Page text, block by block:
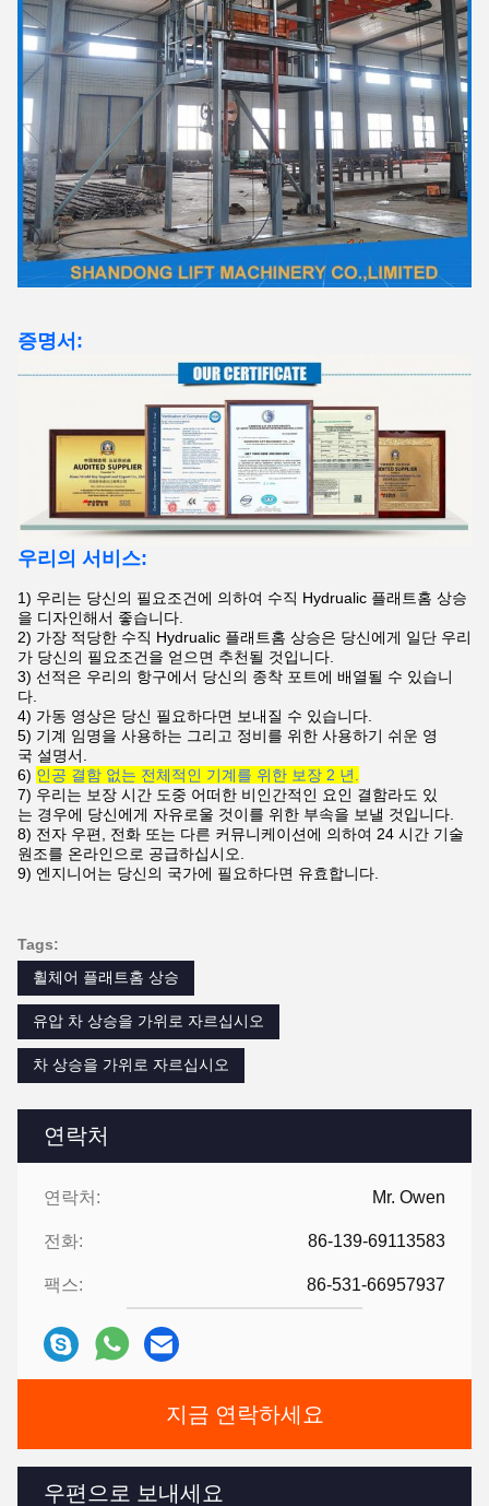
연락처
연락처: Mr. Owen
전화: 86-139-69113583
팩스: 86-531-66957937
지금 연락하세요
우편으로 보내세요
증명서:
우리의 서비스:
1) 우리는 당신의 필요조건에 의하여 수직 Hydrualic 플래트홈 상승
을 디자인해서 좋습니다.
2) 가장 적당한 수직 Hydrualic 플래트홈 상승은 당신에게 일단 우리
가 당신의 필요조건을 얻으면 추천될 것입니다.
3) 선적은 우리의 항구에서 당신의 종착 포트에 배열될 수 있습니
다.
4) 가동 영상은 당신 필요하다면 보내질 수 있습니다.
5) 기계 임명을 사용하는 그리고 정비를 위한 사용하기 쉬운 영
국 설명서.
6) 인공 결함 없는 전체적인 기계를 위한 보장 2 년.
7) 우리는 보장 시간 도중 어떠한 비인간적인 요인 결함라도 있
는 경우에 당신에게 자유로울 것이를 위한 부속을 보낼 것입니다.
8) 전자 우편, 전화 또는 다른 커뮤니케이션에 의하여 24 시간 기술
원조를 온라인으로 공급하십시오.
9) 엔지니어는 당신의 국가에 필요하다면 유효합니다.
Tags:
휠체어 플래트홈 상승
유압 차 상승을 가위로 자르십시오
차 상승을 가위로 자르십시오